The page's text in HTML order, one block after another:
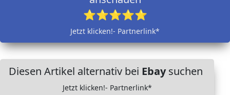
⭐⭐⭐⭐⭐
Jetzt klicken!- Partnerlink*
Diesen Artikel alternativ bei Ebaysuchen
Jetzt klicken!- Partnerlink*